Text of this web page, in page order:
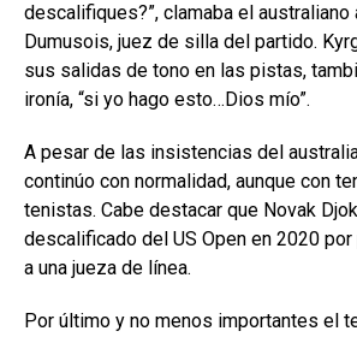
descalifiques?”, clamaba el australiano
Dumusois, juez de silla del partido.
sus salidas de tono en las pistas,
ironía, “si yo hago esto…Dios mío”.
A pesar de las insistencias del
continúo con normalidad, aunque con
tenistas. Cabe destacar que Novak
descalificado del US Open en 2020
a una jueza de línea.
Por último y no menos importantes el